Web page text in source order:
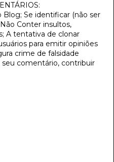
Se identificar (não ser
Conter insultos,
A tentativa de clonar
para emitir opiniões
crime de falsidade
seu comentário, contribuir